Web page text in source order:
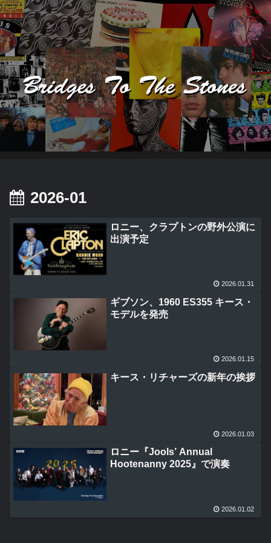
2026-01
ロニー、クラプトンの野外公演に
出演予定
2026.01.31
ギブソン、1960 ES355 キース・
モデルを発売
2026.01.15
キース・リチャーズの新年の挨拶
2026.01.03
ロニー『Jools’ Annual
Hootenanny 2025』で演奏
2026.01.02